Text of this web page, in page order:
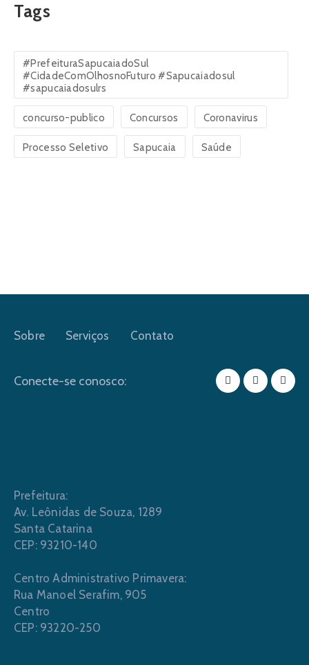
Tags
#PrefeituraSapucaiadoSul
#CidadeComOlhosnoFuturo #Sapucaiadosul
#sapucaiadosulrs
concurso-publico Concursos Coronavirus
Processo Seletivo Sapucaia Saúde
Sobre Serviços Contato
Conecte-se conosco:
Prefeitura:
Av. Leônidas de Souza, 1289
Santa Catarina
CEP: 93210-140
Centro Administrativo Primavera:
Rua Manoel Serafim, 905
Centro
CEP: 93220-250